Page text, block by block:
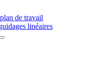
de travail
linéaires